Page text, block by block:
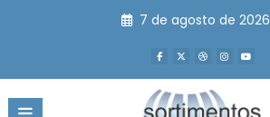
7 de agosto de 2026